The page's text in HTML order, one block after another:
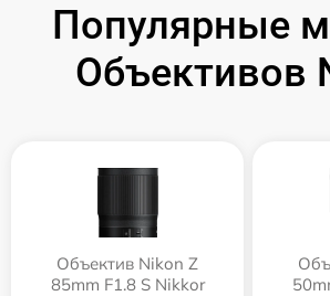
Популярные
Объективов
Объектив Nikon Z
85mm F1.8 S Nikkor